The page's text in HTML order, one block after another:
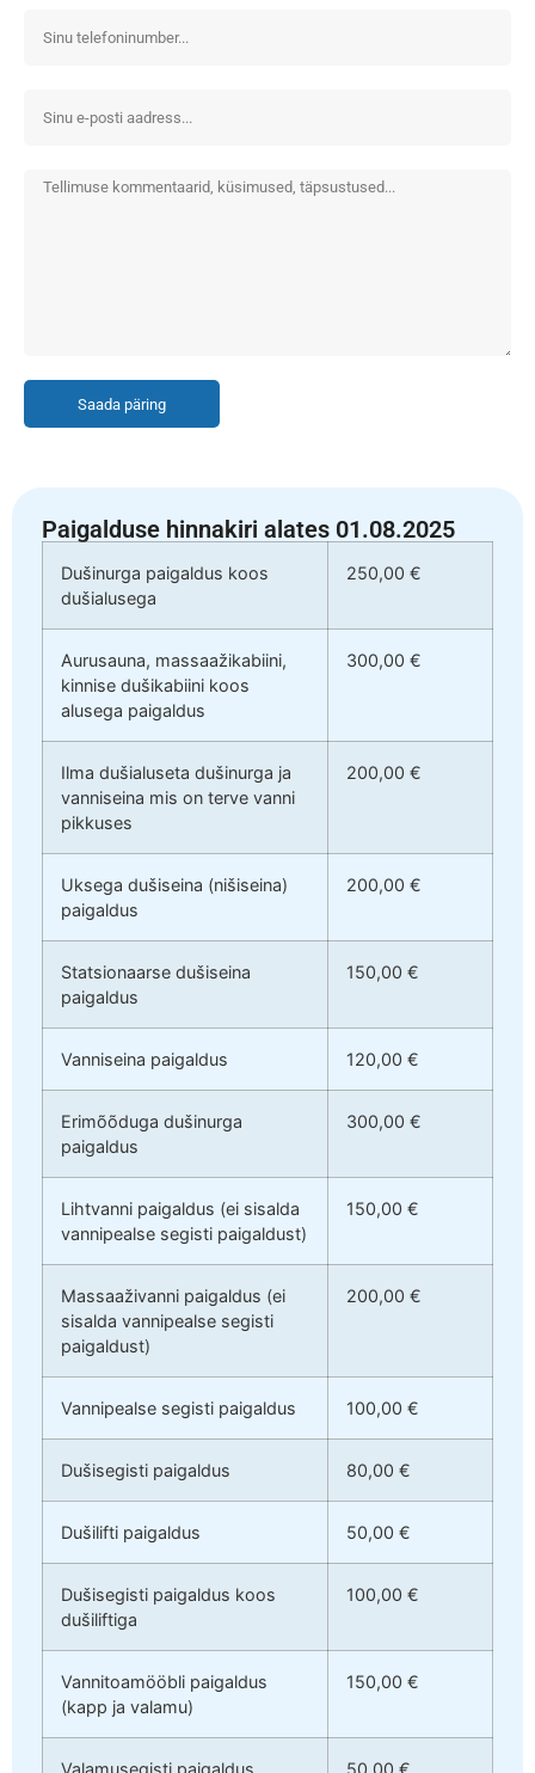
Saada päring
Paigalduse hinnakiri alates 01.08.2025
Dušinurga paigaldus koos
dušialusega
250,00 €
Aurusauna, massaažikabiini,
kinnise dušikabiini koos
alusega paigaldus
300,00 €
Ilma dušialuseta dušinurga ja
vanniseina mis on terve vanni
pikkuses
200,00 €
Uksega dušiseina (nišiseina)
paigaldus
200,00 €
Statsionaarse dušiseina
paigaldus
150,00 €
Vanniseina paigaldus 120,00 €
Erimõõduga dušinurga
paigaldus
300,00 €
Lihtvanni paigaldus (ei sisalda
vannipealse segisti paigaldust)
150,00 €
Massaaživanni paigaldus (ei
sisalda vannipealse segisti
paigaldust)
200,00 €
Vannipealse segisti paigaldus 100,00 €
Dušisegisti paigaldus 80,00 €
Dušilifti paigaldus 50,00 €
Dušisegisti paigaldus koos
dušiliftiga
100,00 €
Vannitoamööbli paigaldus
(kapp ja valamu)
150,00 €